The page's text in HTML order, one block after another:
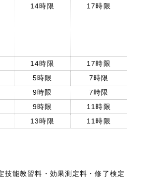
14時限 17時限
14時限
17時限
5時限
7時限
9時限
7時限
9時限
11時限
13時限 11時限
技能教習料・効果測定料・修了検定